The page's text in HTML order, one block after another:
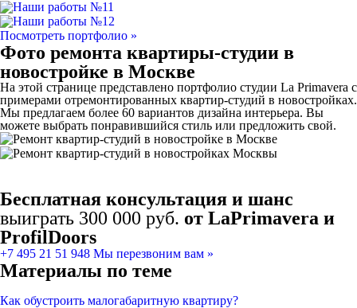
Посмотреть портфолио »
Фото ремонта квартиры-студии в
новостройке в Москве
На этой странице представлено портфолио студии La Primavera с
примерами отремонтированных квартир-студий в новостройках.
Мы предлагаем более 60 вариантов дизайна интерьера. Вы
можете выбрать понравившийся стиль или предложить свой.
Бесплатная консультация и шанс
выиграть 300 000 руб. от LaPrimavera и
ProfilDoors
+7 495 21 51 948 Мы перезвоним вам »
Материалы по теме
Как обустроить малогабаритную квартиру?